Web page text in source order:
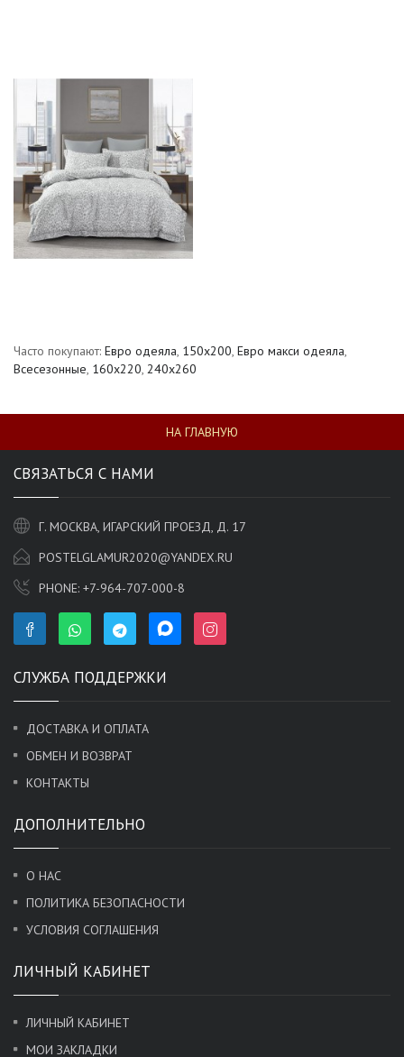
Часто покупают: Евро одеяла, 150х200, Евро макси одеяла,
Всесезонные, 160x220, 240x260
НА ГЛАВНУЮ
СВЯЗАТЬСЯ С НАМИ
Г. МОСКВА, ИГАРСКИЙ ПРОЕЗД, Д. 17
POSTELGLAMUR2020@YANDEX.RU
PHONE: +7-964-707-000-8
СЛУЖБА ПОДДЕРЖКИ
ДОСТАВКА И ОПЛАТА
ОБМЕН И ВОЗВРАТ
КОНТАКТЫ
ДОПОЛНИТЕЛЬНО
О НАС
ПОЛИТИКА БЕЗОПАСНОСТИ
УСЛОВИЯ СОГЛАШЕНИЯ
ЛИЧНЫЙ КАБИНЕТ
ЛИЧНЫЙ КАБИНЕТ
МОИ ЗАКЛАДКИ